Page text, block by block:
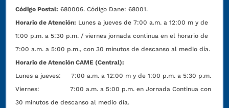
Código Postal: 680006. Código Dane: 68001.
Horario de Atención: Lunes a jueves de 7:00 a.m. a 12:00 m y de
1:00 p.m. a 5:30 p.m. / viernes jornada continua en el horario de
7:00 a.m. a 5:00 p.m., con 30 minutos de descanso al medio día.
Horario de Atención CAME (Central):
Lunes a jueves: 7:00 a.m. a 12:00 m y de 1:00 p.m. a 5:30 p.m.
Viernes: 7:00 a.m. a 5:00 p.m. en Jornada Continua con
30 minutos de descanso al medio día.